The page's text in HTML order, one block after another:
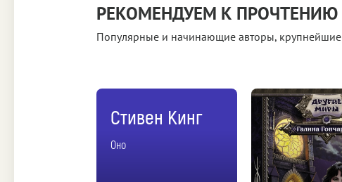
РЕКОМЕНДУЕМ К ПРОЧТЕНИЮ
Популярные и начинающие авторы, крупнейшие
Стивен Кинг
Оно